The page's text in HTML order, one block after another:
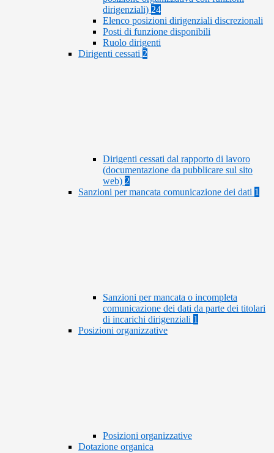
dirigenziali) 24
Elenco posizioni dirigenziali discrezionali
Posti di funzione disponibili
Ruolo dirigenti
Dirigenti cessati 2
Dirigenti cessati dal rapporto di lavoro
(documentazione da pubblicare sul sito
web) 2
Sanzioni per mancata comunicazione dei dati 1
Sanzioni per mancata o incompleta
comunicazione dei dati da parte dei titolari
di incarichi dirigenziali 1
Posizioni organizzative
Posizioni organizzative
Dotazione organica